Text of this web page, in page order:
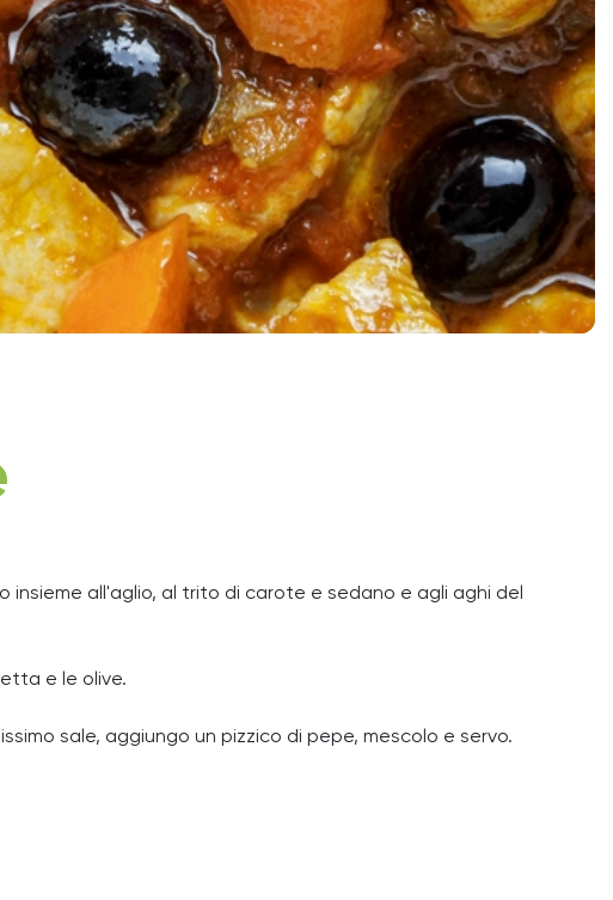
all'aglio, al trito di carote e sedano e agli aghi del
e le olive.
sale, aggiungo un pizzico di pepe, mescolo e servo.